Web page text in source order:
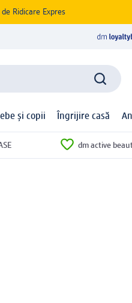
Ridicare Expres
și copii Îngrijire casă
dm active